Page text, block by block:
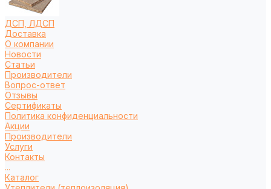
ДСП, ЛДСП
Доставка
О компании
Новости
Статьи
Производители
Вопрос-ответ
Отзывы
Сертификаты
Политика конфиденциальности
Акции
Производители
Услуги
Контакты
...
Каталог